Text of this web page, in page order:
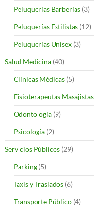
Peluquerías Barberías (3)
Peluquerías Estilistas (12)
Peluquerías Unisex (3)
Salud Medicina (40)
Clínicas Médicas (5)
Fisioterapeutas Masajistas
Odontología (9)
Psicología (2)
Servicios Públicos (29)
Parking (5)
Taxis y Traslados (6)
Transporte Público (4)